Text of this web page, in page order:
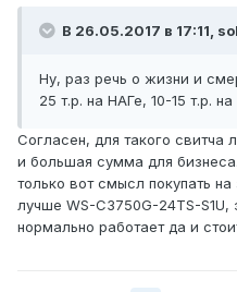
В 26.05.2017 в 17:11,
Ну, раз речь о жизни и
25 т.р. на НАГе, 10-15 т.р.
Согласен, для такого свитча
и большая сумма для бизнеса.
только вот смысл покупать
лучше WS-C3750G-24TS-
нормально работает да и